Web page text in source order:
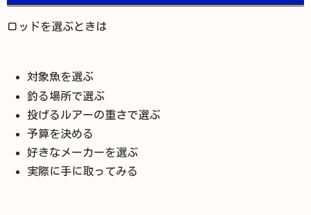
ロッドを選ぶときは
対象魚を選ぶ
釣る場所で選ぶ
投げるルアーの重さで選ぶ
予算を決める
好きなメーカーを選ぶ
実際に手に取ってみる